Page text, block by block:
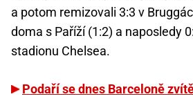
a potom remizovali 3:3 v
doma s Paříží (1:2) a naposledy
stadionu Chelsea.
Podaří se dnes Barceloně